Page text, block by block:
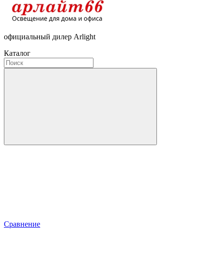
официальный дилер Arlight
Каталог
Сравнение